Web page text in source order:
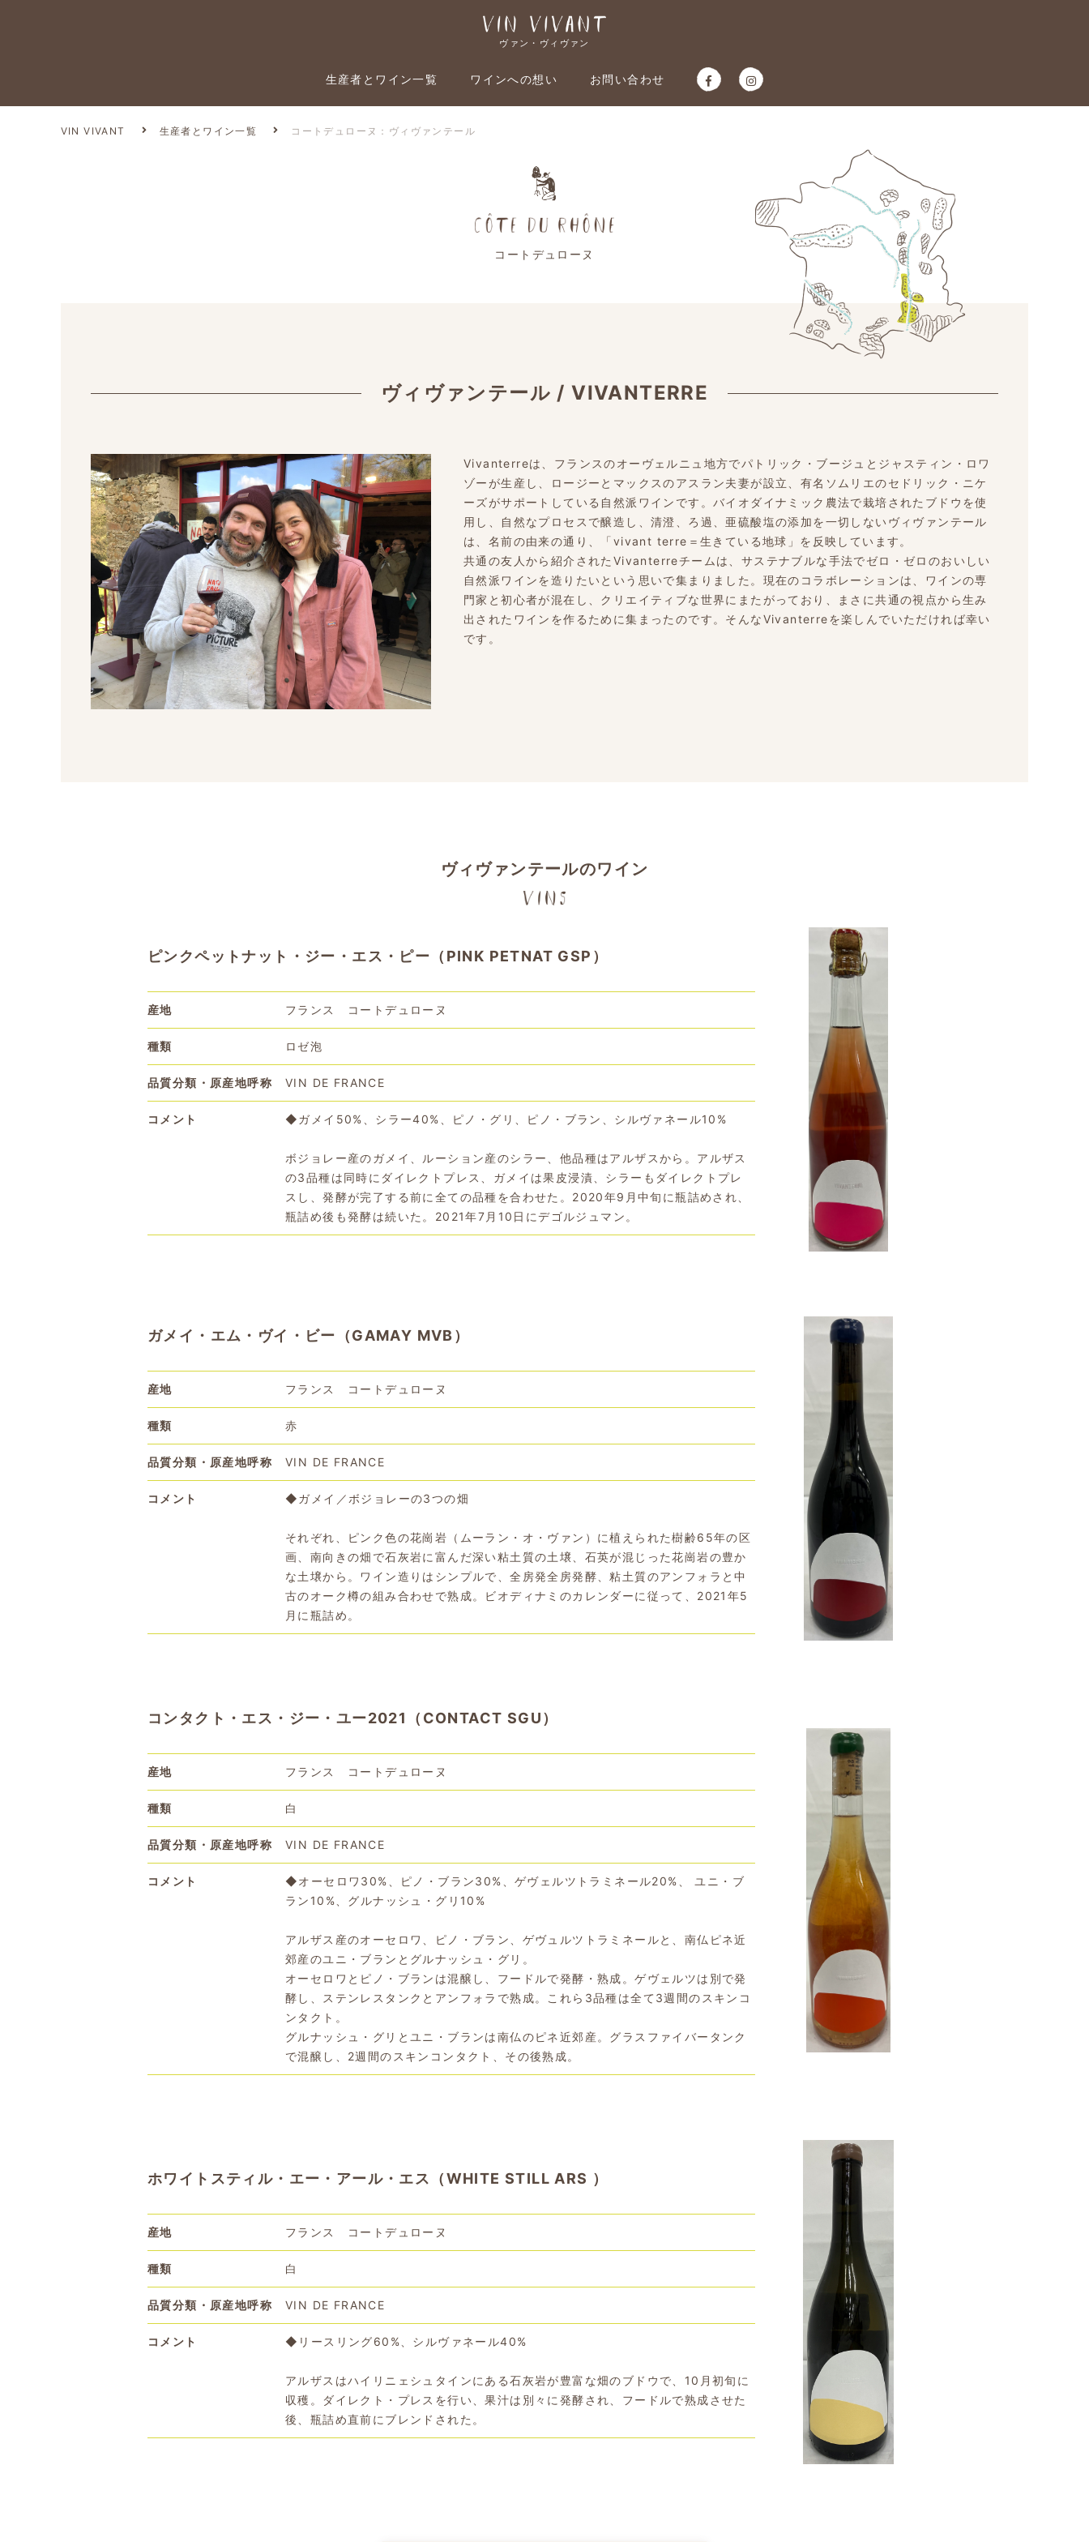
ヴァン・ヴィヴァン
生産者とワイン一覧 ワインへの想い お問い合わせ
VIN VIVANT 生産者とワイン一覧 コートデュローヌ：ヴィヴァンテール
コートデュローヌ
ヴィヴァンテール /VIVANTERRE
Vivanterreは、フランスのオーヴェルニュ地方でパトリック・ブージュとジャスティン・ロワ
ゾーが生産し、ロージーとマックスのアスラン夫妻が設立、有名ソムリエのセドリック・ニケ
ーズがサポートしている自然派ワインです。バイオダイナミック農法で栽培されたブドウを使
用し、自然なプロセスで醸造し、清澄、ろ過、亜硫酸塩の添加を一切しないヴィヴァンテール
は、名前の由来の通り、「vivant terre＝生きている地球」を反映しています。
共通の友人から紹介されたVivanterreチームは、サステナブルな手法でゼロ・ゼロのおいしい
自然派ワインを造りたいという思いで集まりました。現在のコラボレーションは、ワインの専
門家と初心者が混在し、クリエイティブな世界にまたがっており、まさに共通の視点から生み
出されたワインを作るために集まったのです。そんなVivanterreを楽しんでいただければ幸い
です。
ヴィヴァンテールのワイン
ピンクペットナット・ジー・エス・ピー（PINK PETNAT GSP）
産地 フランス コートデュローヌ
種類 ロゼ泡
品質分類・原産地呼称 VIN DE FRANCE
コメント ◆ガメイ50%、シラー40%、ピノ・グリ、ピノ・ブラン、シルヴァネール10%
ボジョレー産のガメイ、ルーション産のシラー、他品種はアルザスから。アルザス
の3品種は同時にダイレクトプレス、ガメイは果皮浸漬、シラーもダイレクトプレ
スし、発酵が完了する前に全ての品種を合わせた。2020年9月中旬に瓶詰めされ、
瓶詰め後も発酵は続いた。2021年7月10日にデゴルジュマン。
ガメイ・エム・ヴイ・ビー（GAMAY MVB）
産地 フランス コートデュローヌ
種類 赤
品質分類・原産地呼称 VIN DE FRANCE
コメント ◆ガメイ／ボジョレーの3つの畑
それぞれ、ピンク色の花崗岩（ムーラン・オ・ヴァン）に植えられた樹齢65年の区
画、南向きの畑で石灰岩に富んだ深い粘土質の土壌、石英が混じった花崗岩の豊か
な土壌から。ワイン造りはシンプルで、全房発全房発酵、粘土質のアンフォラと中
古のオーク樽の組み合わせで熟成。ビオディナミのカレンダーに従って、2021年5
月に瓶詰め。
コンタクト・エス・ジー・ユー2021（CONTACT SGU）
産地 フランス コートデュローヌ
種類 白
品質分類・原産地呼称 VIN DE FRANCE
コメント
◆オーセロワ30%、ピノ・ブラン30%、ゲヴェルツトラミネール20%、 ユニ・ブ
ラン10%、グルナッシュ・グリ10%
アルザス産のオーセロワ、ピノ・ブラン、ゲヴュルツトラミネールと、南仏ピネ近
郊産のユニ・ブランとグルナッシュ・グリ。
オーセロワとピノ・ブランは混醸し、フードルで発酵・熟成。ゲヴェルツは別で発
酵し、ステンレスタンクとアンフォラで熟成。これら3品種は全て3週間のスキンコ
ンタクト。
グルナッシュ・グリとユニ・ブランは南仏のピネ近郊産。グラスファイバータンク
で混醸し、2週間のスキンコンタクト、その後熟成。
ホワイトスティル・エー・アール・エス（WHITE STILL ARS ）
産地 フランス コートデュローヌ
種類 白
品質分類・原産地呼称 VIN DE FRANCE
コメント ◆リースリング60%、シルヴァネール40%
アルザスはハイリニェシュタインにある石灰岩が豊富な畑のブドウで、10月初旬に
収穫。ダイレクト・プレスを行い、果汁は別々に発酵され、フードルで熟成させた
後、瓶詰め直前にブレンドされた。